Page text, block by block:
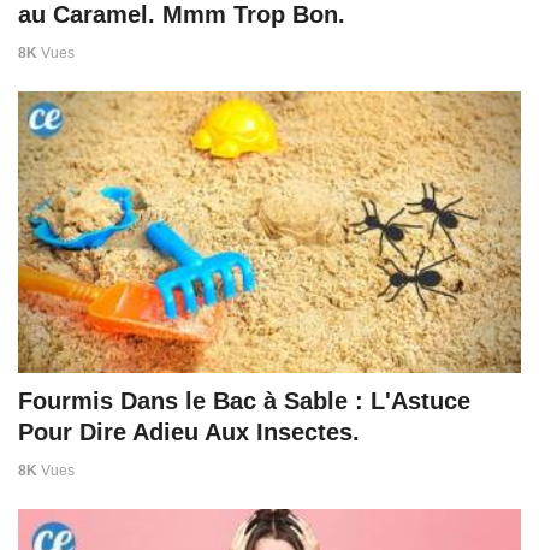
au Caramel. Mmm Trop Bon.
8K Vues
Fourmis Dans le Bac à Sable : L'Astuce
Pour Dire Adieu Aux Insectes.
8K Vues